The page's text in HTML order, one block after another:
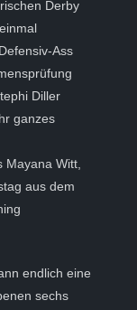
Derby
Ass
Diller
ganzes
Witt,
aus dem
endlich eine
sechs